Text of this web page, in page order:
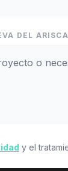
DEL
y el